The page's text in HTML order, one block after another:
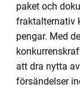
paket och
fraktalternativ
pengar. Med
att dra nytta
försändelser